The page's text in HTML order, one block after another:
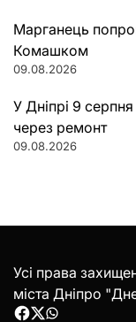
Марганець
Комашком
09.08.2026
У Дніпрі 9
через ремонт
09.08.2026
Усі права
міста Дніпро